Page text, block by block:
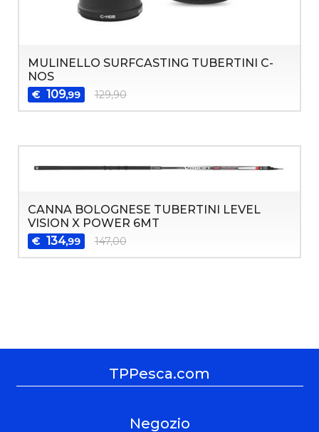
MULINELLO SURFCASTING TUBERTINI C-
NOS
€ 109,99 129,90
CANNA BOLOGNESE TUBERTINI LEVEL
VISION X POWER 6MT
€ 134,99 147,00
TPPesca.com
Negozio